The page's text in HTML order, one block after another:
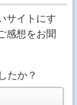
サイトにす
感想をお聞
たか？